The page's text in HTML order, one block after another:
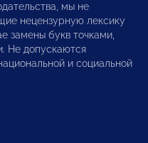
мы не
нецензурную лексику
замены букв точками,
Не допускаются
и социальной